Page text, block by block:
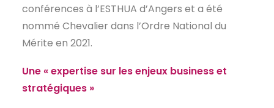
conférences à l’ESTHUA d’Angers et a été
nommé Chevalier dans l’Ordre National du
Mérite en 2021.
Une « expertise sur les enjeux business et
stratégiques »